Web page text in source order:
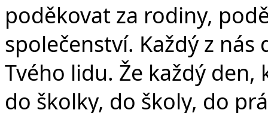
poděkovat za rodiny,
společenství. Každý z
Tvého lidu. Že každý
do školky, do školy, do